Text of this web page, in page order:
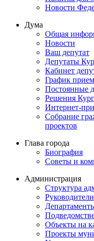
Новости
Дума
Общая
Новости
Ваш депутат
Депутаты
Кабинет
График
Постоянные
Решения
Интернет-
Собрание
проектов
Глава города
Биография
Советы и
Администрация
Структура
Руководители
Объекты на
Проекты